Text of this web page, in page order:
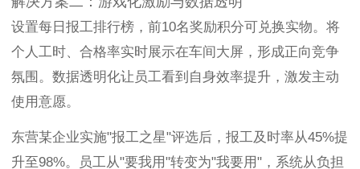
设置每日报工排行榜，前10名奖励积分可兑换实物。将
个人工时、合格率实时展示在车间大屏，形成正向竞争
氛围。数据透明化让员工看到自身效率提升，激发主动
使用意愿。
东营某企业实施"报工之星"评选后，报工及时率从45%提
升至98%。员工从"要我用"转变为"我要用"，系统从负担